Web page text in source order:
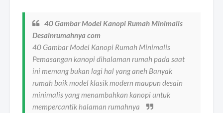
40 Gambar Model Kanopi Rumah Minimalis
Desainrumahnya com
40 Gambar Model Kanopi Rumah Minimalis
Pemasangan kanopi dihalaman rumah pada saat
ini memang bukan lagi hal yang aneh Banyak
rumah baik model klasik modern maupun desain
minimalis yang menambahkan kanopi untuk
mempercantik halaman rumahnya